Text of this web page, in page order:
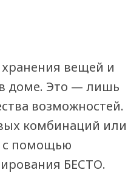
вещей и
доме. Это — лишь
возможностей.
комбинаций или
с помощью
БЕСТО.